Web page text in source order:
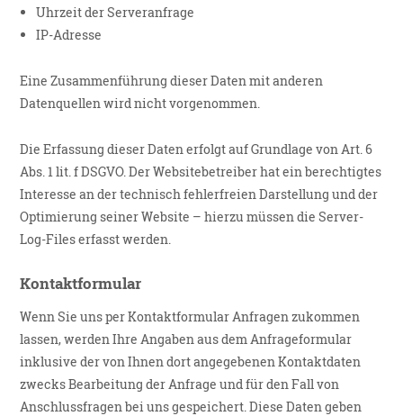
Uhrzeit der Serveranfrage
IP-Adresse
Eine Zusammenführung dieser Daten mit anderen
Datenquellen wird nicht vorgenommen.
Die Erfassung dieser Daten erfolgt auf Grundlage von Art. 6
Abs. 1 lit. f DSGVO. Der Websitebetreiber hat ein berechtigtes
Interesse an der technisch fehlerfreien Darstellung und der
Optimierung seiner Website – hierzu müssen die Server-
Log-Files erfasst werden.
Kontaktformular
Wenn Sie uns per Kontaktformular Anfragen zukommen
lassen, werden Ihre Angaben aus dem Anfrageformular
inklusive der von Ihnen dort angegebenen Kontaktdaten
zwecks Bearbeitung der Anfrage und für den Fall von
Anschlussfragen bei uns gespeichert. Diese Daten geben